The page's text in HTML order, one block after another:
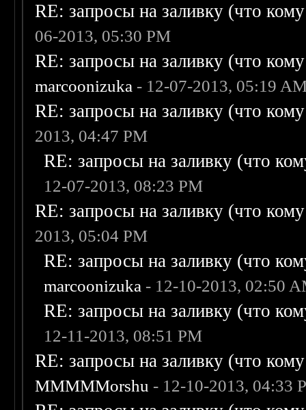
RE: запросы на заливку (что
06-2013, 05:30 PM
RE: запросы на заливку (что
marcoonizuka - 12-07-2013, 05:19
RE: запросы на заливку (что
2013, 04:47 PM
RE: запросы на заливку (что
12-07-2013, 08:23 PM
RE: запросы на заливку (что
2013, 05:04 PM
RE: запросы на заливку (что
marcoonizuka - 12-10-2013, 02:50
RE: запросы на заливку (что
12-11-2013, 08:51 PM
RE: запросы на заливку (что
MMMMMorshu - 12-10-2013, 04:33